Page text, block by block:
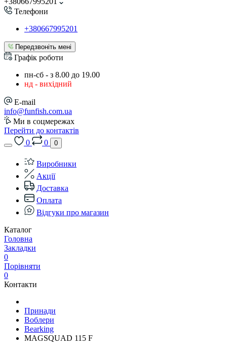
Телефони
+380667995201
Передзвоніть мені
Графік роботи
пн-сб - з 8.00 до 19.00
нд - вихідний
E-mail
info@funfish.com.ua
Ми в соцмережах
Перейти до контактів
0
0 0
Виробники
Акції
Доставка
Оплата
Відгуки про магазин
Каталог
Головна
Закладки
0
Порівняти
0
Контакти
Принади
Воблери
Bearking
MAGSQUAD 115 F